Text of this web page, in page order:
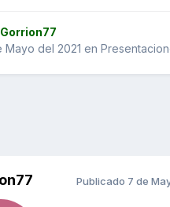
Gorrion77
Mayo del 2021 en
Publicado 7 de